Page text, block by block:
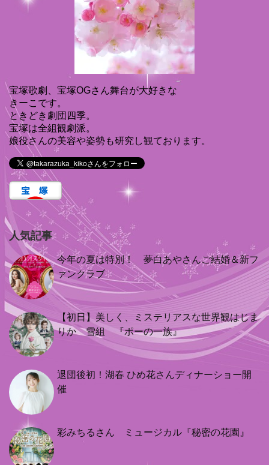
宝塚歌劇、宝塚OGさん舞台が大好きな
きーこです。
ときどき劇団四季。
宝塚は全組観劇派。
娘役さんの美容や姿勢も研究し観ております。
人気記事
今年の夏は特別！ 夢白あやさんご結婚＆新フ
ァンクラブ
【初日】美しく、ミステリアスな世界観はじま
りか 雪組 『ポーの一族』
退団後初！湖春 ひめ花さんディナーショー開
催
彩みちるさん ミュージカル『秘密の花園』